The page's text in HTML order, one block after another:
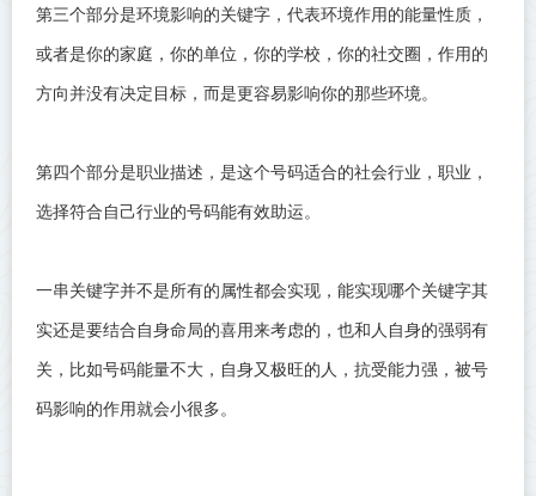
第三个部分是环境影响的关键字，代表环境作用的能量性质，
或者是你的家庭，你的单位，你的学校，你的社交圈，作用的
方向并没有决定目标，而是更容易影响你的那些环境。
第四个部分是职业描述，是这个号码适合的社会行业，职业，
选择符合自己行业的号码能有效助运。
一串关键字并不是所有的属性都会实现，能实现哪个关键字其
实还是要结合自身命局的喜用来考虑的，也和人自身的强弱有
关，比如号码能量不大，自身又极旺的人，抗受能力强，被号
码影响的作用就会小很多。